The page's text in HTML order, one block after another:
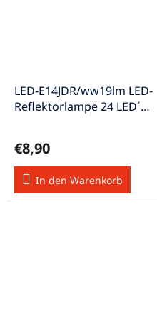
LED-E14JDR/ww19lm LED-
Reflektorlampe 24 LED´s
€8,90
In den Warenkorb